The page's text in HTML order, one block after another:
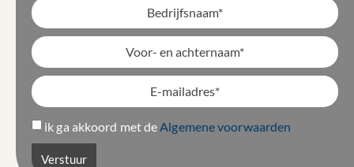
ik ga akkoord met deAlgemene voorwaarden
Verstuur